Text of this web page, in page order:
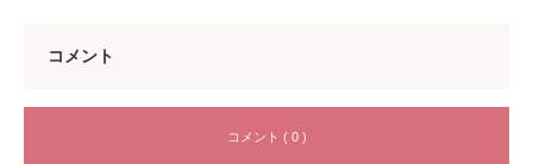
コメント
コメント ( 0 )